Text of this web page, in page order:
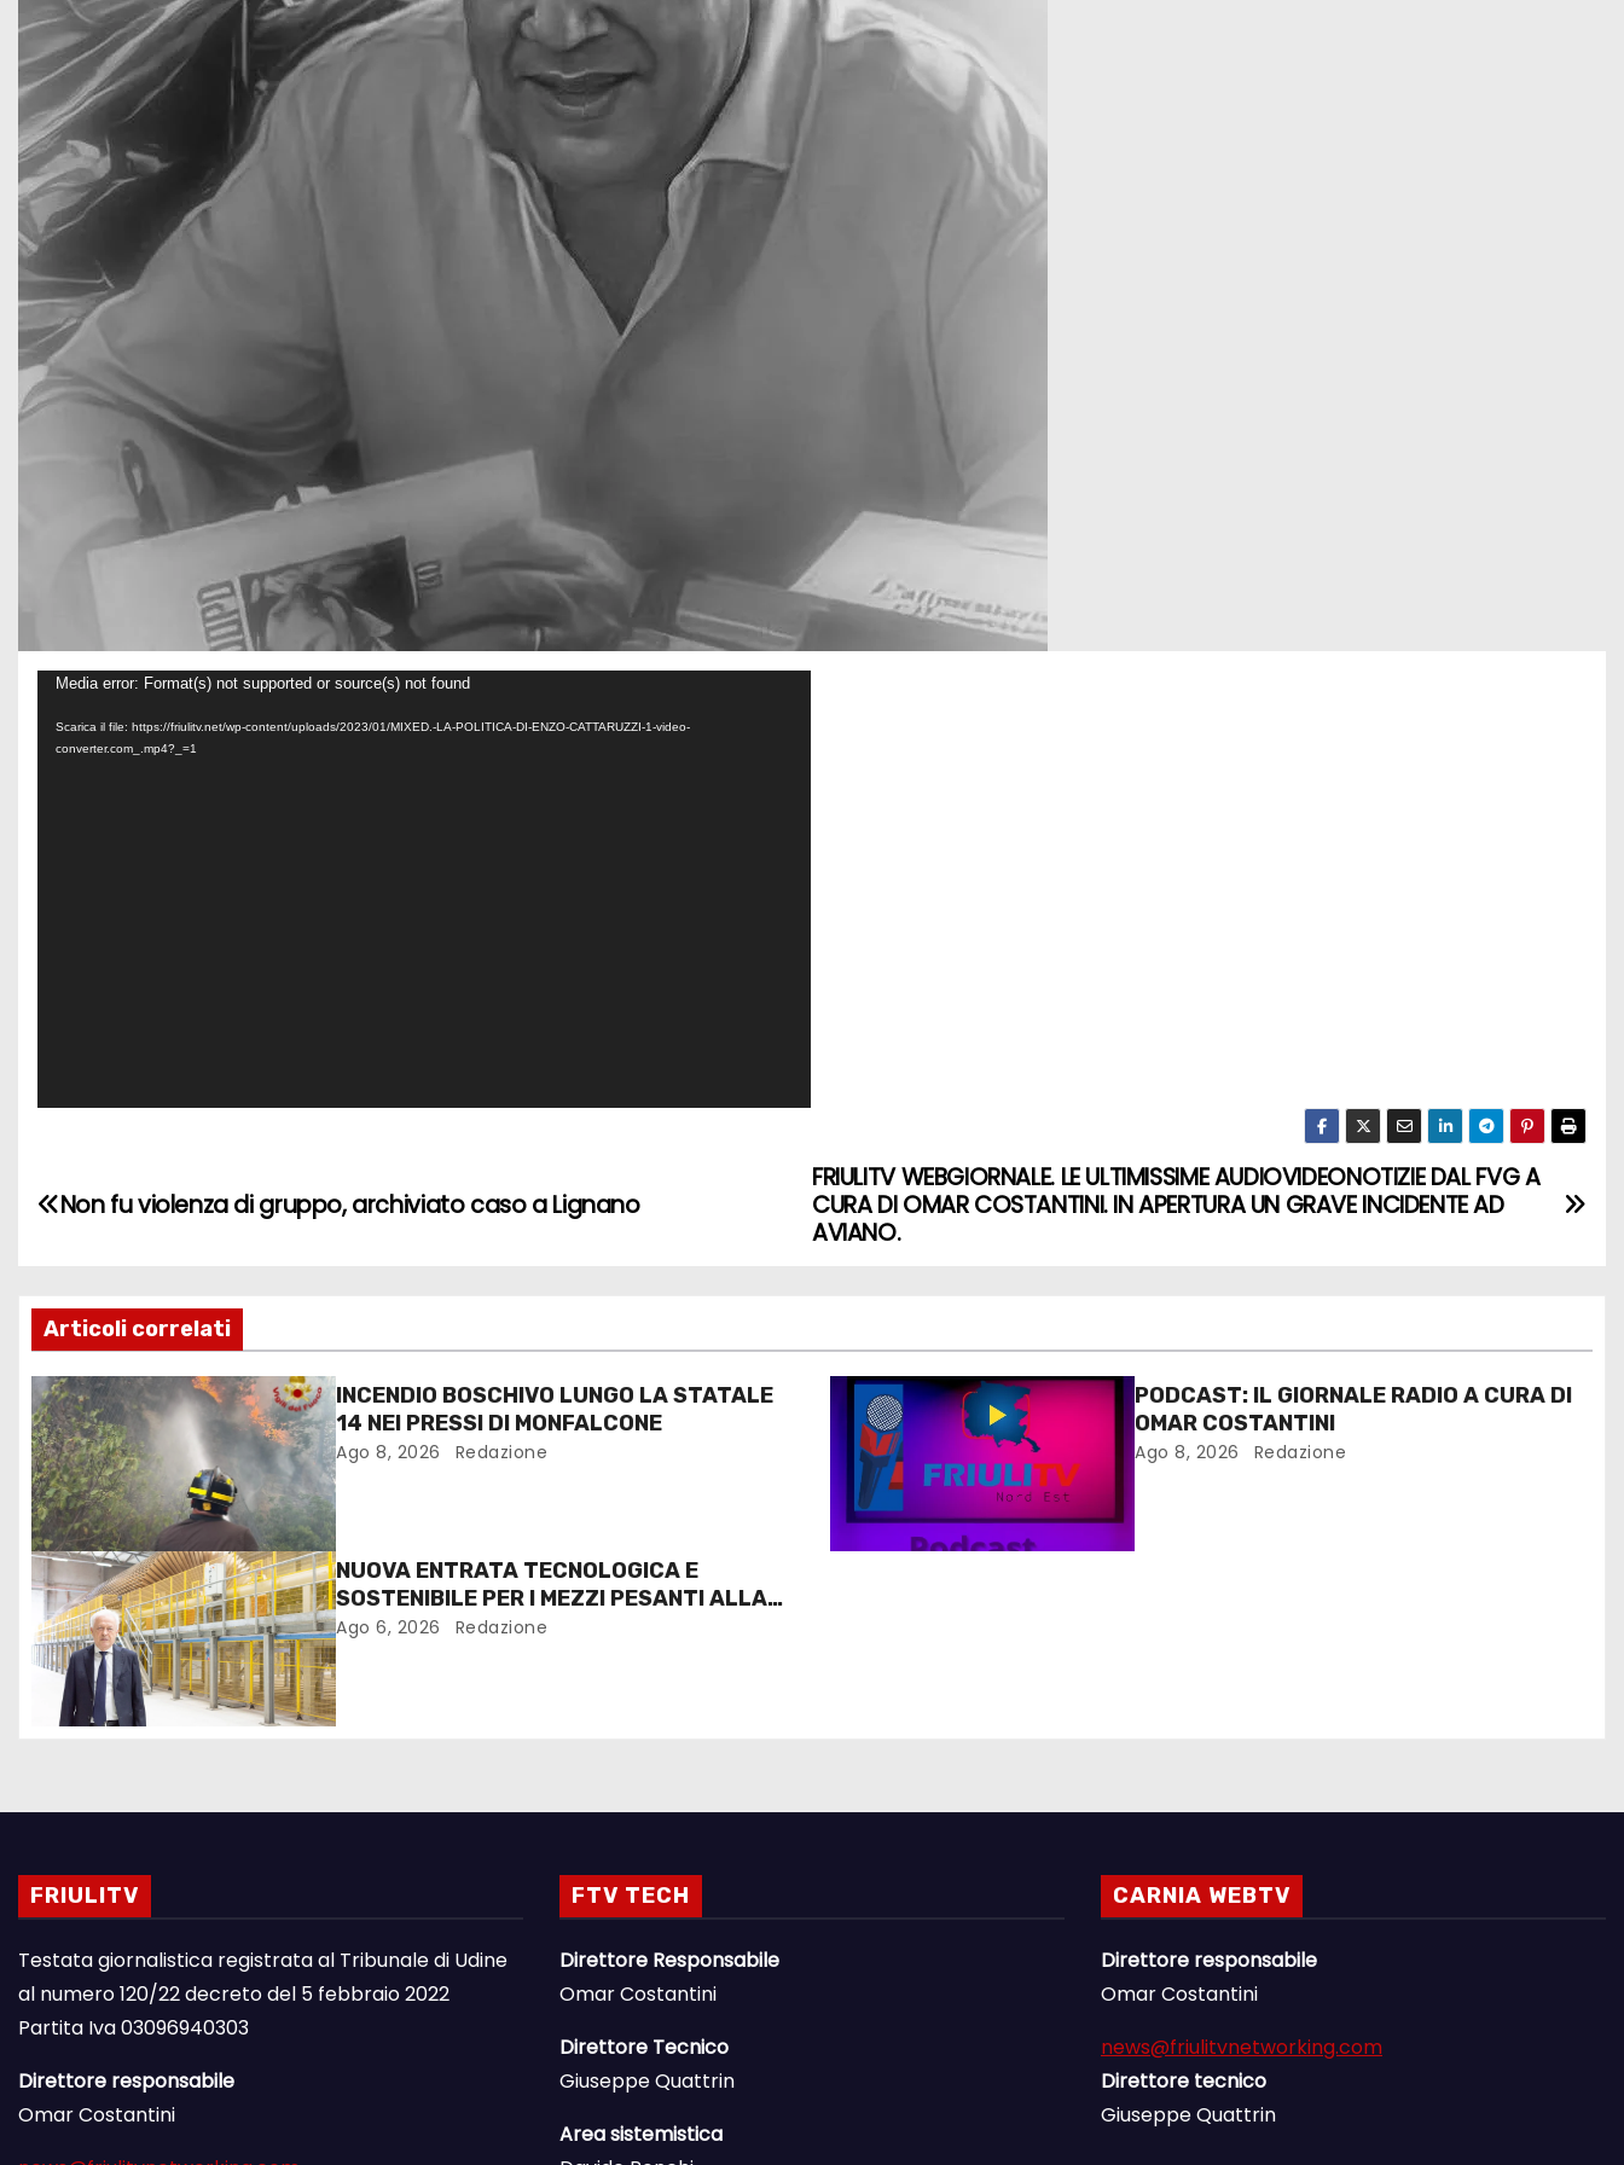
Media error: Format(s) not supported or source(s) not found
Scarica il file: https://friulitv.net/wp-content/uploads/2023/01/MIXED.-LA-POLITICA-DI-ENZO-CATTARUZZI-1-video-
converter.com_.mp4?_=1
FRIULITV WEBGIORNALE. LE ULTIMISSIME AUDIOVIDEONOTIZIE DAL FVG A
CURA DI OMAR COSTANTINI. IN APERTURA UN GRAVE INCIDENTE AD
AVIANO.
Non fu violenza di gruppo, archiviato caso a Lignano
Articoli correlati
INCENDIO BOSCHIVO LUNGO LA STATALE
14 NEI PRESSI DI MONFALCONE
Ago 8, 2026 Redazione
PODCAST: IL GIORNALE RADIO A CURA DI
OMAR COSTANTINI
Ago 8, 2026 Redazione
NUOVA ENTRATA TECNOLOGICA E
SOSTENIBILE PER I MEZZI PESANTI ALLA
FANTONI DI OSOPPO
Ago 6, 2026 Redazione
FRIULITV
Testata giornalistica registrata al Tribunale di Udine
al numero 120/22 decreto del 5 febbraio 2022
Partita Iva 03096940303
Direttore responsabile
Omar Costantini
FTV TECH
Direttore Responsabile
Omar Costantini
Direttore Tecnico
Giuseppe Quattrin
Area sistemistica
CARNIA WEBTV
Direttore responsabile
Omar Costantini
news@friulitvnetworking.com
Direttore tecnico
Giuseppe Quattrin